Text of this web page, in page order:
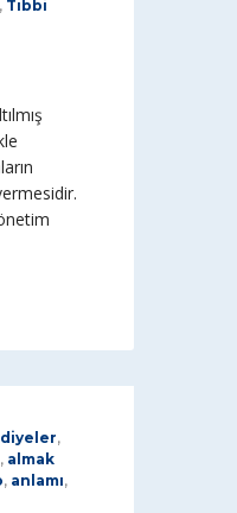
, Tıbbi
,
, almak
, anlamı,